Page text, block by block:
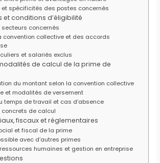
et spécificités des postes concernés
et conditions d’éligibilité
secteurs concernés
convention collective et des accords
et salariés exclus
de calcul de la prime de
du montant selon la convention collective
et modalités de versement
temps de travail et cas d’absence
concrets de calcul
fiscaux et réglementaires
et fiscal de la prime
avec d’autres primes
humaines et gestion en entreprise